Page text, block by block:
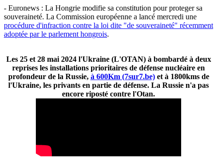
- Euronews : La Hongrie modifie sa constitution pour proteger sa
souveraineté. La Commission européenne a lancé mercredi une
procédure d'infraction contre la loi dite "de souveraineté" récemment
adoptée par le parlement hongrois.
Les 25 et 28 mai 2024 l'Ukraine (L'OTAN) à bombardé à deux
reprises les installations prioritaires de défense nucléaire en
profondeur de la Russie, à 600Km (7sur7.be)et à 1800kms de
l'Ukraine, les privants en partie de défense. La Russie n'a pas
encore riposté contre l'Otan.